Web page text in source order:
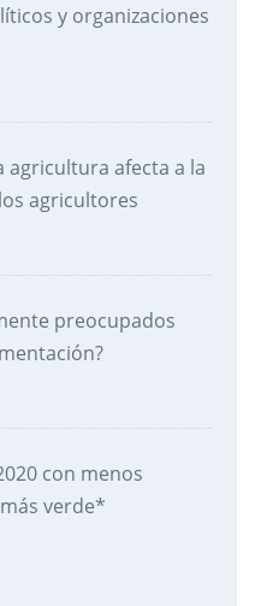
y organizaciones
agricultura afecta a la
agricultores
preocupados
con menos
verde*